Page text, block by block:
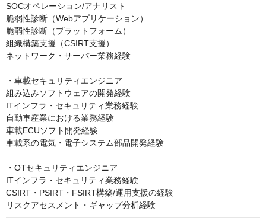
SOCオペレーション/アナリスト
脆弱性診断（Webアプリケーション）
脆弱性診断（プラットフォーム）
組織構築支援（CSIRT支援）
ネットワーク・サーバー業務経験
・車載セキュリティエンジニア
組み込みソフトウェアの開発経験
ITインフラ・セキュリティ業務経験
自動車産業における業務経験
車載ECUソフト開発経験
車載系の電気・電子システム部品開発経験
・OTセキュリティエンジニア
ITインフラ・セキュリティ業務経験
CSIRT・PSIRT・FSIRT構築/運用支援の経験
リスクアセスメント・ギャップ分析経験